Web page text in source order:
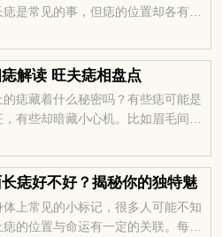
是常见的事，但痣的位置却各有说
尽相同。那么，女人右耳朵下有痣
天我们就来聊聊，看看到底有什么说
解读 旺夫痣相盘点
痣藏着什么秘密吗？有些痣可能是
有些却暗藏小心机。比如眉毛间的
贵人运强；嘴角边的痣，可能预示
福气。每一颗痣都藏着自己的故事，
。快来看看女人面相痣解读吧，没
痣好不好？揭秘你的独特魅
上常见的小标记，很多人可能不知
的位置与命运有一定的关联。每个